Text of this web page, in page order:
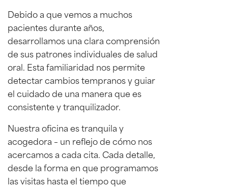
Debido a que vemos a muchos
pacientes durante años,
desarrollamos una clara comprensión
de sus patrones individuales de salud
oral. Esta familiaridad nos permite
detectar cambios tempranos y guiar
el cuidado de una manera que es
consistente y tranquilizador.
Nuestra oficina es tranquila y
acogedora – un reflejo de cómo nos
acercamos a cada cita. Cada detalle,
desde la forma en que programamos
las visitas hasta el tiempo que